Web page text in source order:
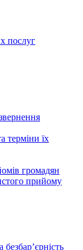
послуг
терміни їх
громадян
прийому